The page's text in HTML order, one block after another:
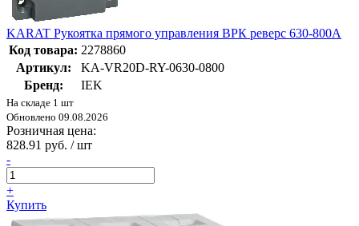
KARAT Рукоятка прямого управления ВРК реверс 630-800А
Код товара: 2278860
Артикул:
KA-VR20D-RY-0630-0800
Бренд:
IEK
На складе 1 шт
Обновлено 09.08.2026
Розничная цена:
828.91 руб. / шт
-
+
Купить